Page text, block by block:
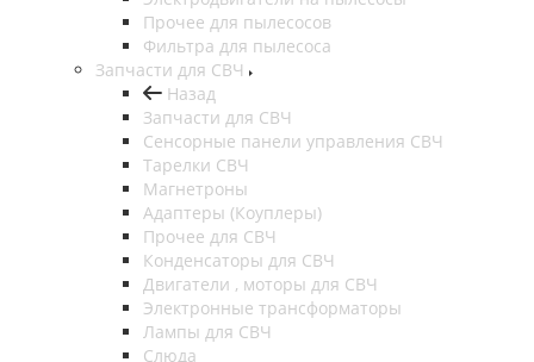
Прочее для пылесосов
Фильтра для пылесоса
Запчасти для СВЧ
Назад
Запчасти для СВЧ
Сенсорные панели управления СВЧ
Тарелки СВЧ
Магнетроны
Адаптеры (Коуплеры)
Прочее для СВЧ
Конденсаторы для СВЧ
Двигатели , моторы для СВЧ
Электронные трансформаторы
Лампы для СВЧ
Слюда